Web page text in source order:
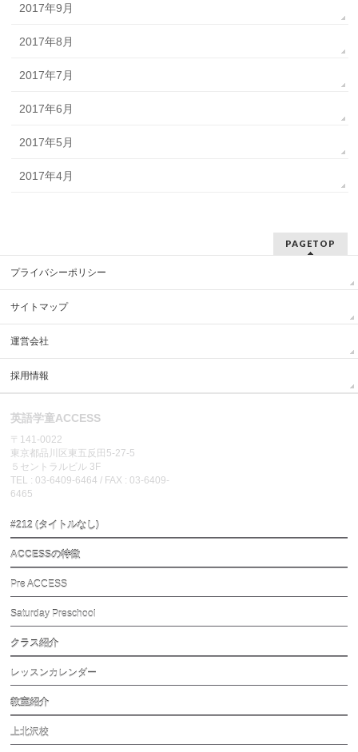
2017年9月
2017年8月
2017年7月
2017年6月
2017年5月
2017年4月
PAGETOP
プライバシーポリシー
サイトマップ
運営会社
採用情報
英語学童ACCESS
〒141-0022
東京都品川区東五反田5-27-5
５セントラルビル 3F
TEL : 03-6409-6464 / FAX : 03-6409-
6465
#212 (タイトルなし)
ACCESSの特徴
Pre ACCESS
Saturday Preschool
クラス紹介
レッスンカレンダー
教室紹介
上北沢校